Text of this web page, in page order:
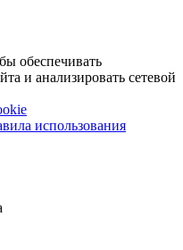
обеспечивать
и анализировать сетевой
использования